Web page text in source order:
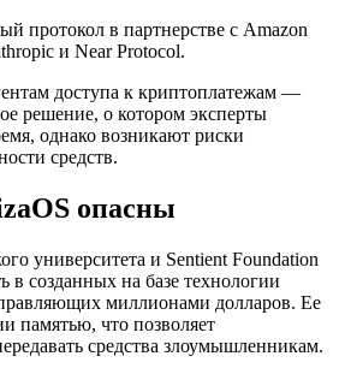
протокол в партнерстве с Amazon
и Near Protocol.
доступа к криптоплатежам —
решение, о котором эксперты
однако возникают риски
средств.
опасны
университета и Sentient Foundation
в созданных на базе технологии
миллионами долларов. Ее
памятью, что позволяет
средства злоумышленникам.